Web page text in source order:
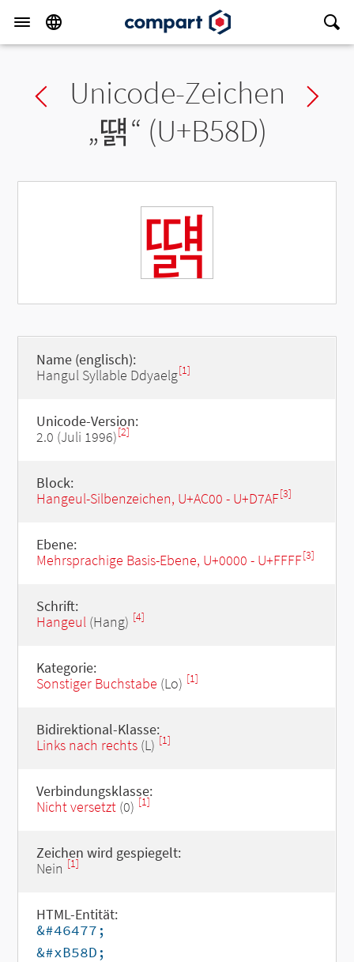
Previous char
Unicode-Zeichen
„떍“ (U+B58D)
떍
Name (englisch):
Hangul Syllable Ddyaelg[1]
Unicode-Version:
2.0 (Juli 1996)[2]
Block:
Hangeul-Silbenzeichen, U+AC00 - U+D7AF[3]
Ebene:
Mehrsprachige Basis-Ebene, U+0000 - U+FFFF[3]
Schrift:
Hangeul(Hang) [4]
Kategorie:
Sonstiger Buchstabe (Lo) [1]
Bidirektional-Klasse:
Links nach rechts(L) [1]
Verbindungsklasse:
Nicht versetzt(0) [1]
Zeichen wird gespiegelt:
Nein [1]
HTML-Entität:
&#46477;
&#xB58D;